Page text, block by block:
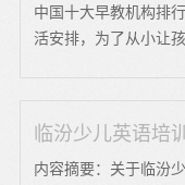
中国十大早教机构排
活安排，为了从小让
临汾少儿英语培
内容摘要：关于临汾